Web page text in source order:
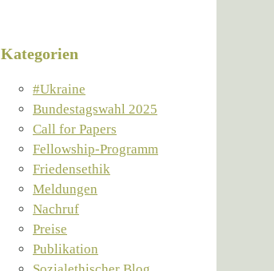
Kategorien
#Ukraine
Bundestagswahl 2025
Call for Papers
Fellowship-Programm
Friedensethik
Meldungen
Nachruf
Preise
Publikation